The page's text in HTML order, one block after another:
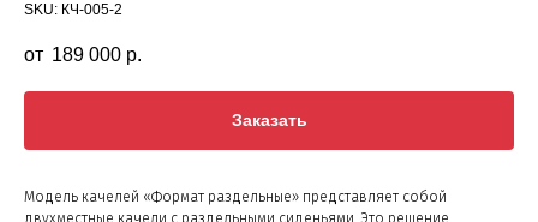
SKU: КЧ-005-2
189 000 р.
Заказать
Модель качелей «Формат раздельные» представляет собой